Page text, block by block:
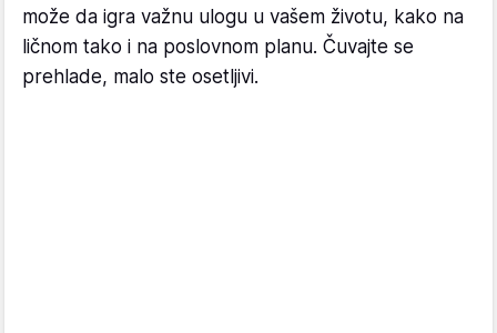
može da igra važnu ulogu u vašem životu, kako na
ličnom tako i na poslovnom planu. Čuvajte se
prehlade, malo ste osetljivi.